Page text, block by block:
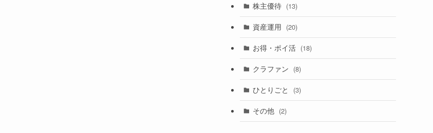
株主優待 (13)
資産運用 (20)
お得・ポイ活 (18)
クラファン (8)
ひとりごと (3)
その他 (2)